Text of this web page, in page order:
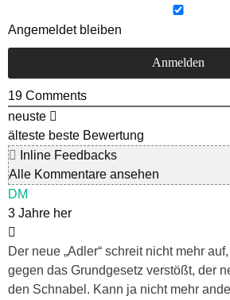
Angemeldet bleiben
19 Comments
neuste
älteste beste Bewertung
Inline Feedbacks
Alle Kommentare ansehen
DM
3 Jahre her
Der neue „Adler“ schreit nicht mehr
gegen das Grundgesetz verstößt, der
den Schnabel. Kann ja nicht mehr